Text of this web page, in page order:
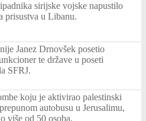
sirijske vojske napustilo
prisustva u Libanu.
Janez Drnovšek posetio
te države u poseti
SFRJ.
koju je aktivirao palestinski
autobusu u Jerusalimu,
više od 50 osoba.